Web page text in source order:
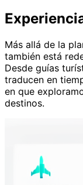
Más allá de la
también está
Desde guías
traducen en
en que
destinos.